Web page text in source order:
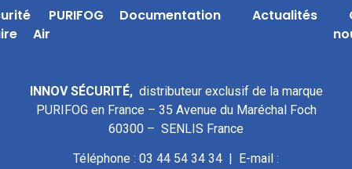
PURIFOG
Air
Documentation Actualités
INNOV SÉCURITÉ, distributeur exclusif de la marque
PURIFOG en France – 35 Avenue du Maréchal Foch
60300 – SENLIS France
Téléphone : 03 44 54 34 34 | E-mail :